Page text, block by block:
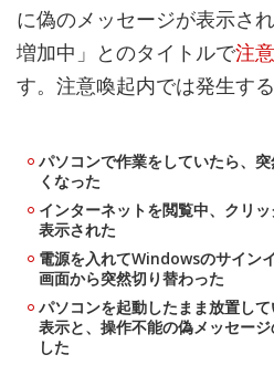
に偽のメッセージが表示さ
増加中」とのタイトルで注
す。注意喚起内では発生する
パソコンで作業をしていたら、
くなった
インターネットを閲覧中、クリ
表示された
電源を入れてWindowsのサイン
画面から突然切り替わった
パソコンを起動したまま放置し
表示と、操作不能の偽メッセー
した